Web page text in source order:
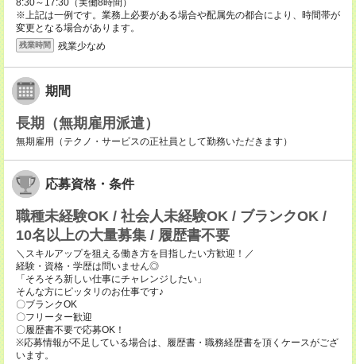
8:30～17:30（実働8時間）
※上記は一例です。業務上必要がある場合や配属先の都合により、時間帯が
変更となる場合があります。
残業時間 残業少なめ
期間
長期（無期雇用派遣）
無期雇用（テクノ・サービスの正社員として勤務いただきます）
応募資格・条件
職種未経験OK / 社会人未経験OK / ブランクOK /
10名以上の大量募集 / 履歴書不要
＼スキルアップを狙える働き方を目指したい方歓迎！／
経験・資格・学歴は問いません◎
「そろそろ新しい仕事にチャレンジしたい」
そんな方にピッタリのお仕事です♪
〇ブランクOK
〇フリーター歓迎
〇履歴書不要で応募OK！
※応募情報が不足している場合は、履歴書・職務経歴書を頂くケースがござ
います。